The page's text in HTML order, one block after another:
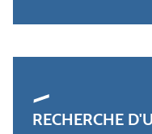
RECHERCHE